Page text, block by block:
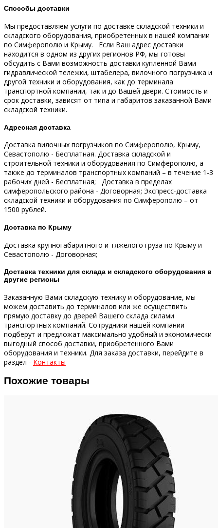
Способы доставки
Мы предоставляем услуги по доставке складской техники и
складского оборудования, приобретенных в нашей компании
по Симферополю и Крыму.
Если Ваш адрес доставки
находится в одном из других регионов РФ, мы готовы
обсудить с Вами возможность доставки купленной Вами
гидравлической тележки, штабелера, вилочного погрузчика и
другой техники и оборудования, как до терминала
транспортной компании, так и до Вашей двери. Стоимость и
срок доставки, зависят от типа и габаритов заказанной Вами
складской техники.
Адресная доставка
Доставка вилочных погрузчиков по Симферополю, Крыму,
Севастополю - Бесплатная. Доставка складской и
строительной техники и оборудования по Симферополю, а
также до терминалов транспортных компаний – в течение 1-3
рабочих дней - Бесплатная; Доставка в пределах
симферопольского района - Договорная; Экспресс-доставка
складской техники и оборудования по Симферополю – от
1500 рублей.
Доставка по Крыму
Доставка крупногабаритного и тяжелого груза по Крыму и
Севастополю - Договорная;
Доставка техники для склада и складского оборудования в
другие регионы
Заказанную Вами складскую технику и оборудование, мы
можем доставить до терминалов или же осуществить
прямую доставку до дверей Вашего склада силами
транспортных компаний. Сотрудники нашей компании
подберут и предложат максимально удобный и экономически
выгодный способ доставки, приобретенного Вами
оборудования и техники. Для заказа доставки, перейдите в
раздел - Контакты
Похожие товары